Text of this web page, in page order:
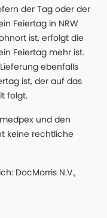
der Tag oder der
Feiertag in NRW
ist, erfolgt die
Feiertag mehr ist.
ebenfalls
ist, der auf das
folgt.
und den
keine rechtliche
DocMorris N.V.,